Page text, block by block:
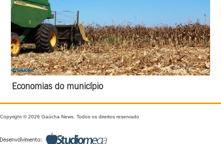
Economias do município
Copyright © 2026 Gaúcha News. Todos os direitos reservado